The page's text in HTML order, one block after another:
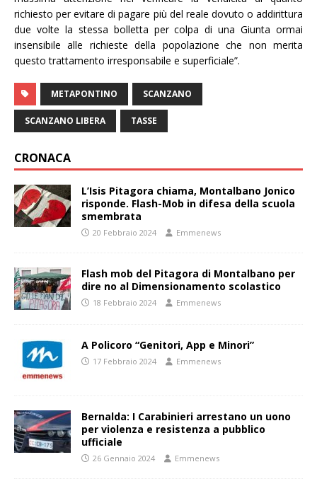
richiesto per evitare di pagare più del reale dovuto o addirittura
due volte la stessa bolletta per colpa di una Giunta ormai
insensibile alle richieste della popolazione che non merita
questo trattamento irresponsabile e superficiale”.
METAPONTINO SCANZANO
SCANZANO LIBERA TASSE
CRONACA
L’Isis Pitagora chiama, Montalbano Jonico
risponde. Flash-Mob in difesa della scuola
smembrata
20 Febbraio 2024 Emmenews
Flash mob del Pitagora di Montalbano per
dire no al Dimensionamento scolastico
18 Febbraio 2024 Emmenews
A Policoro “Genitori, App e Minori”
17 Febbraio 2024 Emmenews
Bernalda: I Carabinieri arrestano un uono
per violenza e resistenza a pubblico
ufficiale
26 Gennaio 2024 Emmenews